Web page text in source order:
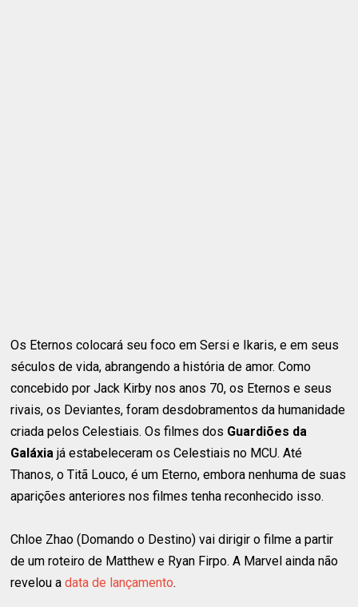
Os Eternos colocará seu foco em Sersi e Ikaris, e em seus
séculos de vida, abrangendo a história de amor. Como
concebido por Jack Kirby nos anos 70, os Eternos e seus
rivais, os Deviantes, foram desdobramentos da humanidade
criada pelos Celestiais. Os filmes dos Guardiões da
Galáxia já estabeleceram os Celestiais no MCU. Até
Thanos, o Titã Louco, é um Eterno, embora nenhuma de suas
aparições anteriores nos filmes tenha reconhecido isso.
Chloe Zhao (Domando o Destino) vai dirigir o filme a partir
de um roteiro de Matthew e Ryan Firpo. A Marvel ainda não
revelou adata de lançamento.